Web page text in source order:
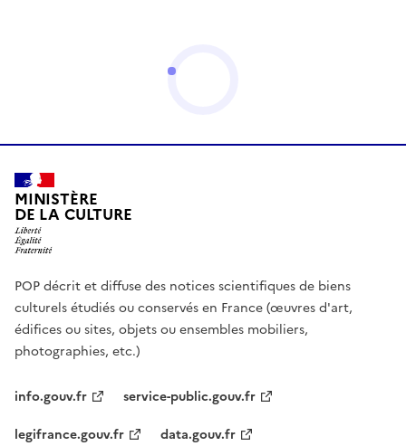
MINISTÈRE
DE LA CULTURE
POP décrit et diffuse des notices scientifiques de biens
culturels étudiés ou conservés en France (œuvres d'art,
édifices ou sites, objets ou ensembles mobiliers,
photographies, etc.)
info.gouv.fr
service-public.gouv.fr
legifrance.gouv.fr
data.gouv.fr